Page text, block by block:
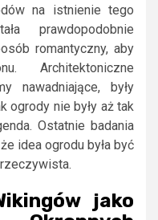
na istnienie tego
prawdopodobnie
romantyczny, aby
Architektoniczne
nawadniające, były
ogrody nie były aż tak
Ostatnie badania
idea ogrodu była być
jako